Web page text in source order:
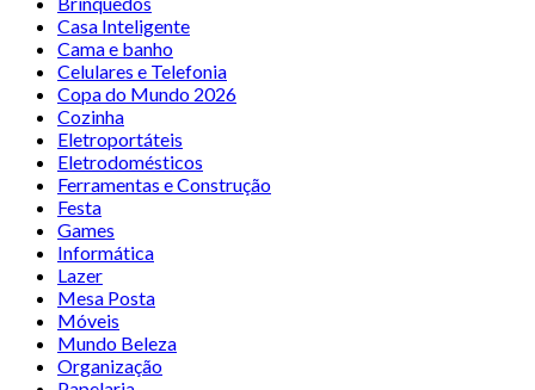
Casa Inteligente
Cama e banho
Celulares e Telefonia
Copa do Mundo 2026
Cozinha
Eletroportáteis
Eletrodomésticos
Ferramentas e Construção
Festa
Games
Informática
Lazer
Mesa Posta
Móveis
Mundo Beleza
Organização